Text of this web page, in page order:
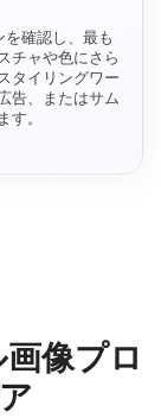
を確認し、最も
チャや色にさら
タイリングワー
告、またはサム
す。
像プロ